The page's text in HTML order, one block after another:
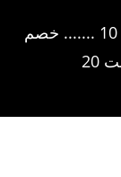
خصم 10% كود الخصم : متجر رباب نت 10 ....... خصم